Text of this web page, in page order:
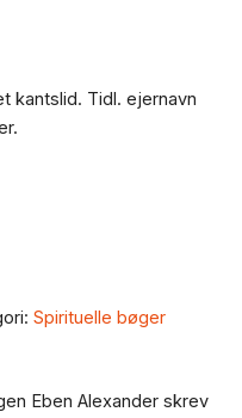
kantslid. Tidl. ejernavn
Spirituelle bøger
Eben Alexander skrev